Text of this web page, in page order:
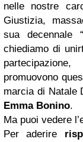
nelle nostre
Giustizia,
sua decennale
chiediamo di
promuovono
marcia di Natale
Emma Bonino.
Ma puoi vedere
Per aderire